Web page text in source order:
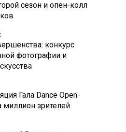
сезон и опен-колл
конкурс
фотографии и
Гала Dance Open-
миллион зрителей